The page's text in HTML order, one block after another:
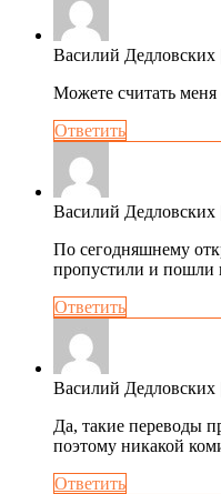
Василий Дедловских
Можете считать
Ответить
Василий Дедловских
По сегодняшнему
пропустили и пошли
Ответить
Василий Дедловских
Да, такие переводы
поэтому никакой
Ответить